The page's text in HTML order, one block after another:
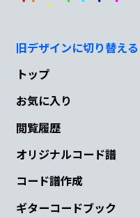
旧デザインに切り替える
トップ
お気に入り
閲覧履歴
オリジナルコード譜
コード譜作成
ギターコードブック